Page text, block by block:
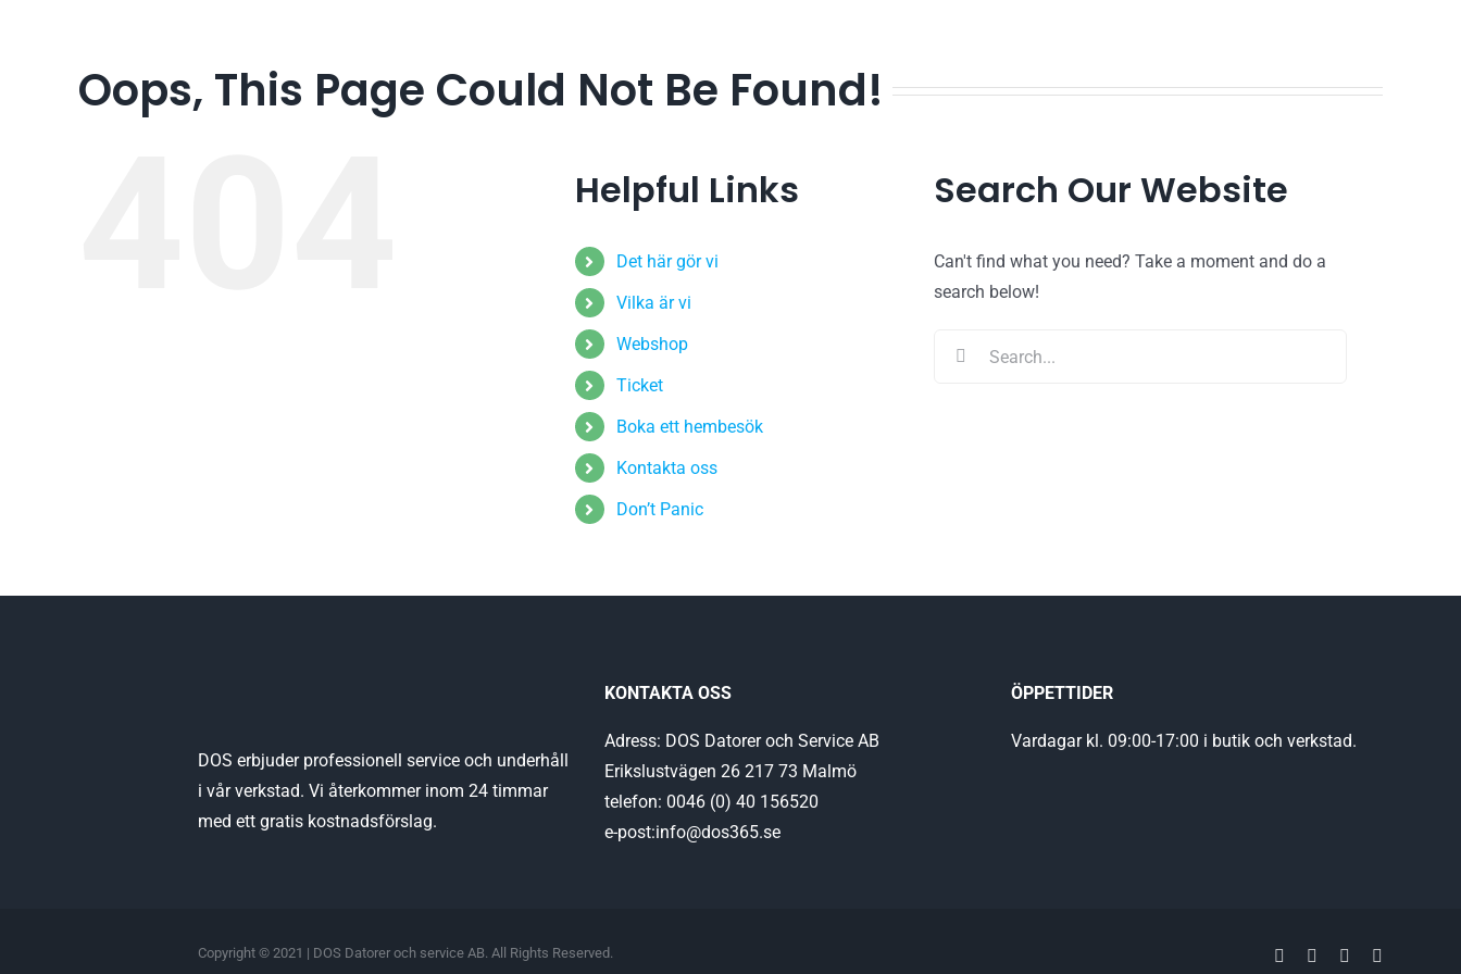
Oops, This Page Could Not Be Found!
Helpful Links
Det här gör vi
Vilka är vi
Webshop
Ticket
Boka ett hembesök
Kontakta oss
Don’t Panic
Search Our Website
Can't find what you need? Take a moment and do a
search below!
DOS erbjuder professionell service och underhåll
i vår verkstad. Vi återkommer inom 24 timmar
med ett gratis kostnadsförslag.
KONTAKTA OSS
Adress: DOS Datorer och Service AB
Erikslustvägen 26 217 73 Malmö
telefon: 0046 (0) 40 156520
e-post:info@dos365.se
ÖPPETTIDER
Vardagar kl. 09:00-17:00 i butik och verkstad.
Copyright © 2021 | DOS Datorer och service AB. All Rights Reserved. FacebookYouTubeLinkedIn